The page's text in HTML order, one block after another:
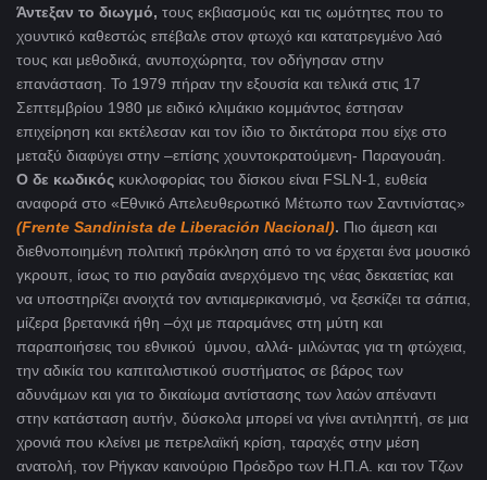
Άντεξαν το διωγμό, τους εκβιασμούς και τις ωμότητες που το
χουντικό καθεστώς επέβαλε στον φτωχό και κατατρεγμένο λαό
τους και μεθοδικά, ανυποχώρητα, τον οδήγησαν στην
επανάσταση. Το 1979 πήραν την εξουσία και τελικά στις 17
Σεπτεμβρίου 1980 με ειδικό κλιμάκιο κομμάντος έστησαν
επιχείρηση και εκτέλεσαν και τον ίδιο το δικτάτορα που είχε στο
μεταξύ διαφύγει στην –επίσης χουντοκρατούμενη- Παραγουάη.
Ο δε κωδικός κυκλοφορίας του δίσκου είναι FSLN-1, ευθεία
αναφορά στο «Εθνικό Απελευθερωτικό Μέτωπο των Σαντινίστας»
(Frente Sandinista de Liberación Nacional). Πιο άμεση και
διεθνοποιημένη πολιτική πρόκληση από το να έρχεται ένα μουσικό
γκρουπ, ίσως το πιο ραγδαία ανερχόμενο της νέας δεκαετίας και
να υποστηρίζει ανοιχτά τον αντιαμερικανισμό, να ξεσκίζει τα σάπια,
μίζερα βρετανικά ήθη –όχι με παραμάνες στη μύτη και
παραποιήσεις του εθνικού ύμνου, αλλά- μιλώντας για τη φτώχεια,
την αδικία του καπιταλιστικού συστήματος σε βάρος των
αδυνάμων και για το δικαίωμα αντίστασης των λαών απέναντι
στην κατάσταση αυτήν, δύσκολα μπορεί να γίνει αντιληπτή, σε μια
χρονιά που κλείνει με πετρελαϊκή κρίση, ταραχές στην μέση
ανατολή, τον Ρήγκαν καινούριο Πρόεδρο των Η.Π.Α. και τον Τζων